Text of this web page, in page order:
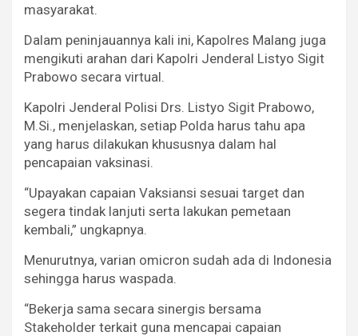
masyarakat.
Dalam peninjauannya kali ini, Kapolres Malang juga
mengikuti arahan dari Kapolri Jenderal Listyo Sigit
Prabowo secara virtual.
Kapolri Jenderal Polisi Drs. Listyo Sigit Prabowo,
M.Si., menjelaskan, setiap Polda harus tahu apa
yang harus dilakukan khususnya dalam hal
pencapaian vaksinasi.
“Upayakan capaian Vaksiansi sesuai target dan
segera tindak lanjuti serta lakukan pemetaan
kembali,” ungkapnya.
Menurutnya, varian omicron sudah ada di Indonesia
sehingga harus waspada.
“Bekerja sama secara sinergis bersama
Stakeholder terkait guna mencapai capaian